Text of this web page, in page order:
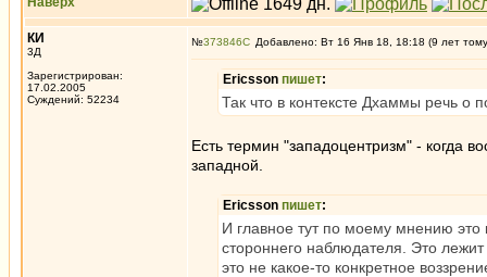
КИ
3Д
Зарегистрирован:
17.02.2005
Суждений: 52234
№373846 Добавлено: Вт 16 Янв 18, 18:18 (9 лет
Ericsson пишет:
Так что в контексте Дхаммы речь о
Есть термин "западоцентризм" - когда
западной.
Ericsson пишет:
И главное тут по моему мнению это
стороннего наблюдателя. Это
это не какое-то конкретное